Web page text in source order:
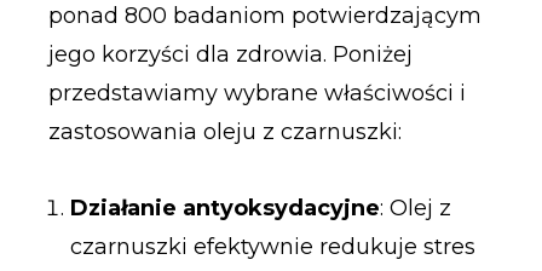
ponad 800 badaniom potwierdzającym
jego korzyści dla zdrowia. Poniżej
przedstawiamy wybrane właściwości i
zastosowania oleju z czarnuszki:
Działanie antyoksydacyjne: Olej z
czarnuszki efektywnie redukuje stres